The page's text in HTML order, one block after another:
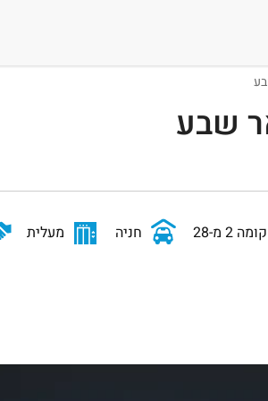
שבע
קומה 2 מ-28 חניה מעלית